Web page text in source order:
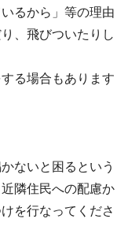
るから」等の理由
、飛びついたりし
る場合もあります
ないと困るという
隣住民への配慮か
を行なってくださ